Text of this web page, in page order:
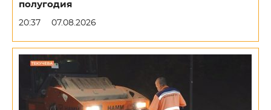
полугодия
20:37 07.08.2026